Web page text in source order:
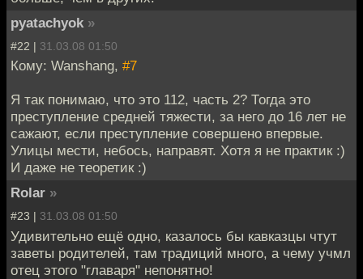
pyatachyok »
#22 | 31.03.08 01:50
Кому: Wanshang, #7
Я так понимаю, что это 112, часть 2? Тогда это
преступление средней тяжести, за него до 16 лет не
сажают, если преступление совершено впервые.
Улицы мести, небось, направят. Хотя я не практик :)
И даже не теоретик :)
Rolar »
#23 | 31.03.08 01:50
Удивительно ещё одно, казалось бы кавказцы чтут
заветы родителей, там традиций много, а чему учмл
отец этого "главаря" непонятно!